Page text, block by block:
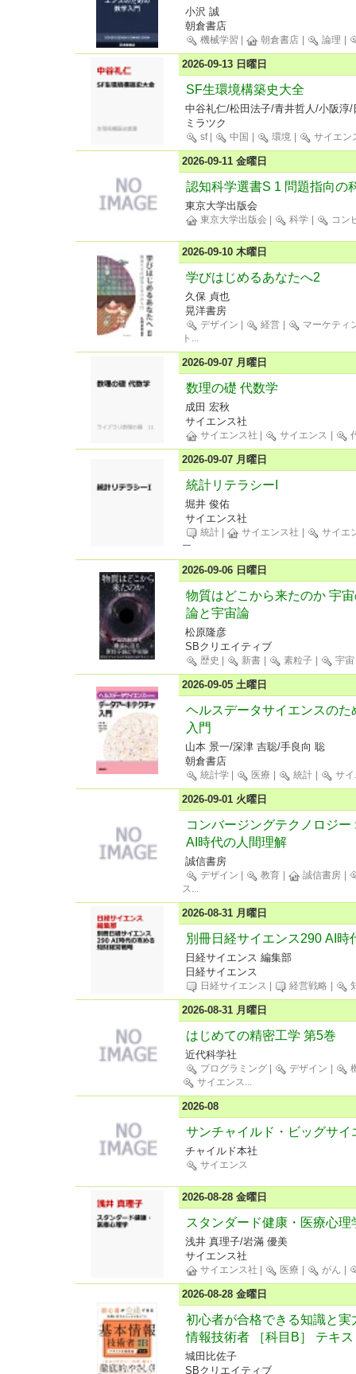
小沢 誠
朝倉書店
機械学習 朝倉書店 論理
2026-09-13 日曜日
SF生環境構築史大全
中谷礼仁/松田法子/青井哲人/小阪淳
ミラツク
sf 中国 環境 サイエン
2026-09-11 金曜日
認知科学選書S 1 問題指向の
東京大学出版会
東京大学出版会 科学 コン
2026-09-10 木曜日
学びはじめるあなたへ2
久保 貞也
晃洋書房
デザイン 経営
マーケティ
ト ...
2026-09-07 月曜日
数理の礎 代数学
成田 宏秋
サイエンス社
サイエンス社 サイエンス
2026-09-07 月曜日
統計リテラシーI
堀井 俊佑
サイエンス社
統計 サイエンス社
サイエ
ー
2026-09-06 日曜日
物質はどこから来たのか 宇
論と宇宙論
松原隆彦
SBクリエイティブ
歴史 新書 素粒子 宇宙
2026-09-05 土曜日
ヘルスデータサイエンスの
入門
山本 景一/深津 吉聡/手良向 聡
朝倉書店
統計学 医療 統計 サ
2026-09-01 火曜日
コンバージングテクノロジ
AI時代の人間理解
誠信書房
デザイン 教育 誠信書房
ス...
2026-08-31 月曜日
別冊日経サイエンス290 AI時
日経サイエンス 編集部
日経サイエンス
日経サイエンス 経営戦略
2026-08-31 月曜日
はじめての精密工学 第5巻
近代科学社
プログラミング デザイン
サイエンス...
2026-08
サンチャイルド・ビッグサイ
チャイルド本社
サイエンス
2026-08-28 金曜日
スタンダード健康・医療心理
浅井 真理子/岩滿 優美
サイエンス社
サイエンス社 医療 がん
2026-08-28 金曜日
初心者が合格できる知識と
情報技術者 ［科目B］ テキ
城田比佐子
SBクリエイティブ